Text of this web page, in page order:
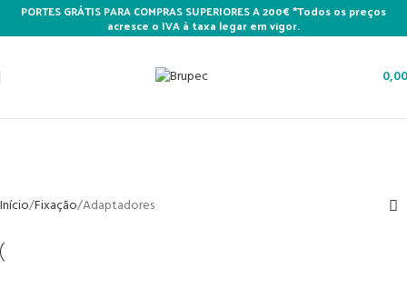
PORTES GRÁTIS PARA COMPRAS SUPERIORES A 200€ *Todos os preços
acresce o IVA à taxa legar em vigor.
0,00
Início Fixação Adaptadores